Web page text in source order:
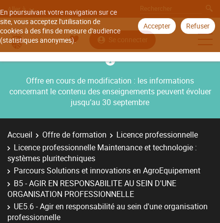
En poursuivant votre navigation sur ce
site, vous acceptez l'utilisation de
cookies à des fins de mesure d'audience
(statistiques anonymes).
Accepter Refuser
Aller à
Se connecter
Offre en cours de modification : les informations
concernant le contenu des enseignements peuvent évoluer
jusqu’au 30 septembre
Accueil Offre de formation
Licence professionnelle
Licence professionnelle Maintenance et technologie :
systèmes pluritechniques
Parcours Solutions et innovations en AgroEquipement
B5 - AGIR EN RESPONSABILITE AU SEIN D'UNE
ORGANISATION PROFESSIONNELLE
UE5.6 - Agir en responsabilité au sein d'une organisation
professionnelle